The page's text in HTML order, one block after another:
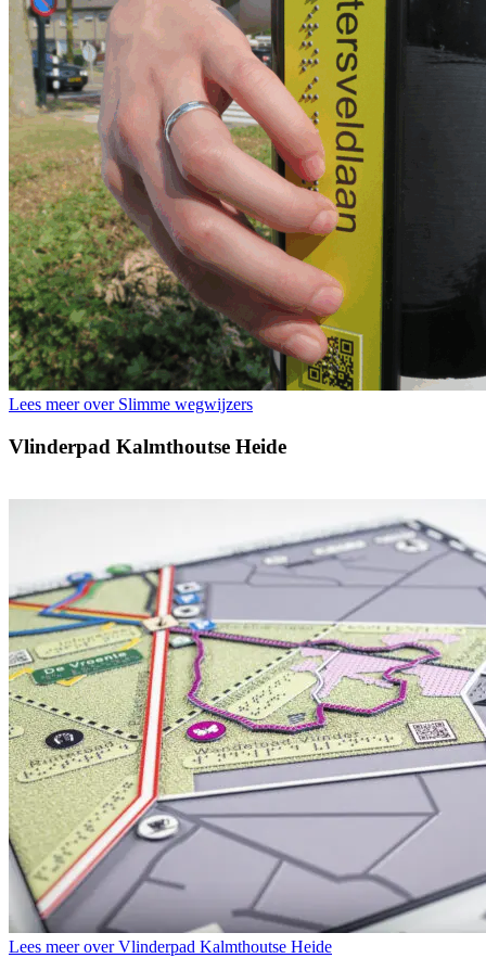
Lees meer over Slimme wegwijzers
Vlinderpad Kalmthoutse Heide
Lees meer over Vlinderpad Kalmthoutse Heide